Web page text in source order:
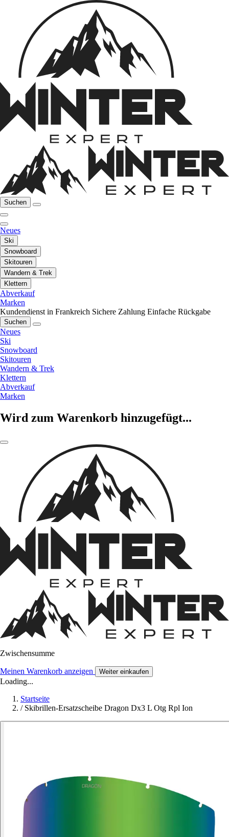
Suchen
Neues
Ski
Snowboard
Skitouren
Wandern & Trek
Klettern
Abverkauf
Marken
Kundendienst in Frankreich Sichere Zahlung Einfache Rückgabe
Suchen
Neues
Ski
Snowboard
Skitouren
Wandern & Trek
Klettern
Abverkauf
Marken
Wird zum Warenkorb hinzugefügt...
Zwischensumme
Meinen Warenkorb anzeigen Weiter einkaufen
Loading...
Startseite
/ Skibrillen-Ersatzscheibe Dragon Dx3 L Otg Rpl Ion